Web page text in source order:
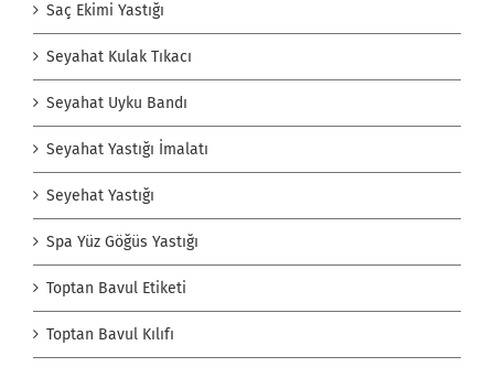
Saç Ekimi Yastığı
Seyahat Kulak Tıkacı
Seyahat Uyku Bandı
Seyahat Yastığı İmalatı
Seyehat Yastığı
Spa Yüz Göğüs Yastığı
Toptan Bavul Etiketi
Toptan Bavul Kılıfı